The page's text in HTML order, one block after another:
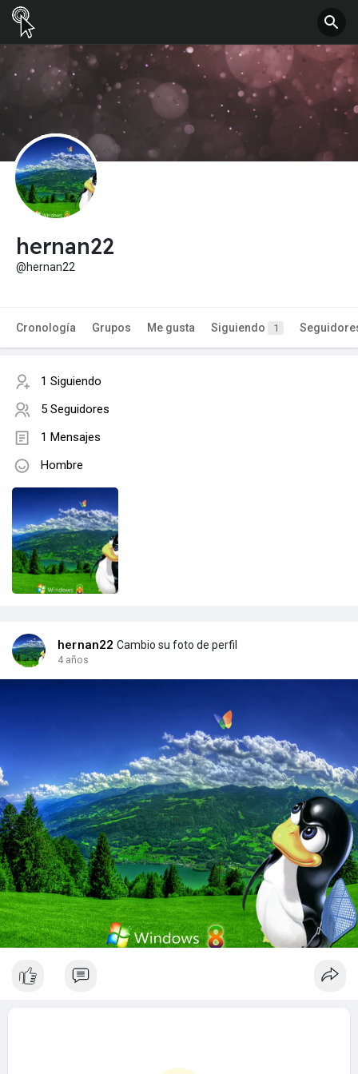
hernan22
@hernan22
Cronología Grupos Me gusta Siguiendo 1
1 Siguiendo
5 Seguidores
1 Mensajes
Hombre
hernan22 Cambio su foto de perfil
4 años